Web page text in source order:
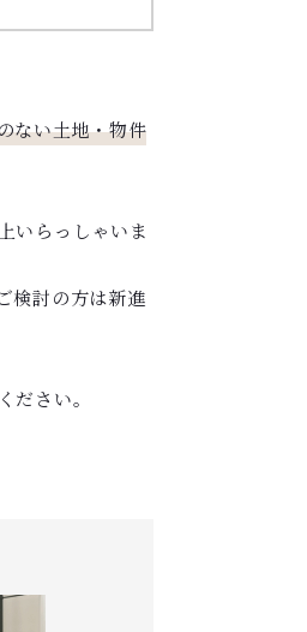
ない土地・物件
いらっしゃいま
検討の方は新進
さい。